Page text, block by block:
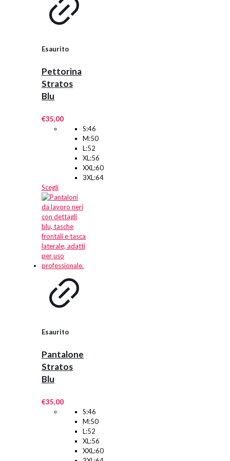
prodotto
Esaurito
Pettorina
Stratos
Blu
€35,00
S:46
M:50
L:52
XL:56
XXL:60
3XL:64
ScegliQuesto
prodotto
ha
più
varianti.
Le
opzioni
possono
essere
nella
pagina
del
Esaurito
Pantalone
Stratos
Blu
€35,00
S:46
M:50
L:52
XL:56
XXL:60